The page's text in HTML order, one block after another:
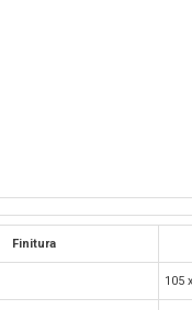
Finitura
105